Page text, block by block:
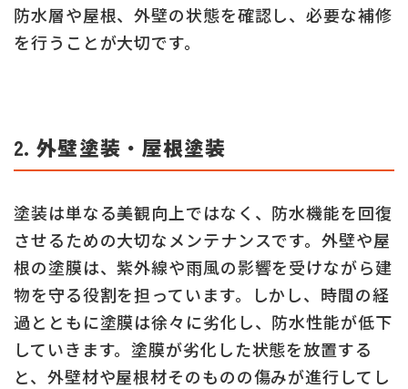
防水層や屋根、外壁の状態を確認し、必要な補修
を行うことが大切です。
2. 外壁塗装・屋根塗装
塗装は単なる美観向上ではなく、防水機能を回復
させるための大切なメンテナンスです。外壁や屋
根の塗膜は、紫外線や雨風の影響を受けながら建
物を守る役割を担っています。しかし、時間の経
過とともに塗膜は徐々に劣化し、防水性能が低下
していきます。塗膜が劣化した状態を放置する
と、外壁材や屋根材そのものの傷みが進行してし